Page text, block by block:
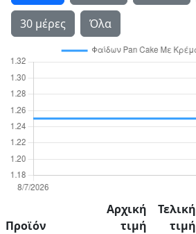
30 μέρες Όλα
Προϊόν
Αρχική
τιμή
Τελική
τιμή